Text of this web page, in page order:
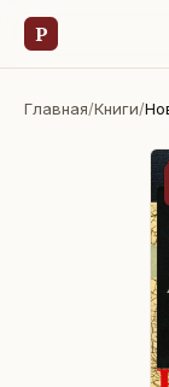
Р
Главная/Книги/